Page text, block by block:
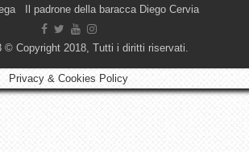
Il padrone della baracca Diego Cervia
© Copyright 2018, Tutti i diritti riservati.
Privacy & Cookies Policy